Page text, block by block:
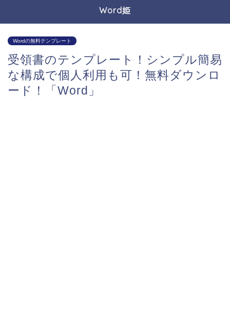
Word姫
Wordの無料テンプレート
受領書のテンプレート！シンプル簡易
な構成で個人利用も可！無料ダウンロ
ード！「Word」